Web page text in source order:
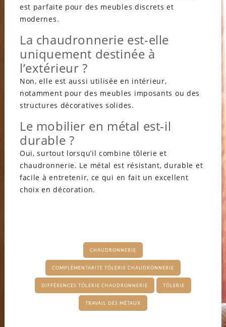
est parfaite pour des meubles discrets et
modernes.
La chaudronnerie est-elle
uniquement destinée à
l’extérieur ?
Non, elle est aussi utilisée en intérieur,
notamment pour des meubles imposants ou des
structures décoratives solides.
Le mobilier en métal est-il
durable ?
Oui, surtout lorsqu’il combine tôlerie et
chaudronnerie. Le métal est résistant, durable et
facile à entretenir, ce qui en fait un excellent
choix en décoration.
CHAUDRONNERIE
COMPLÉMENTARITÉ TÔLERIE CHAUDRONNERIE
DIFFÉRENCES TÔLERIE CHAUDRONNERIE TÔLERIE
TRAVAIL DES MÉTAUX